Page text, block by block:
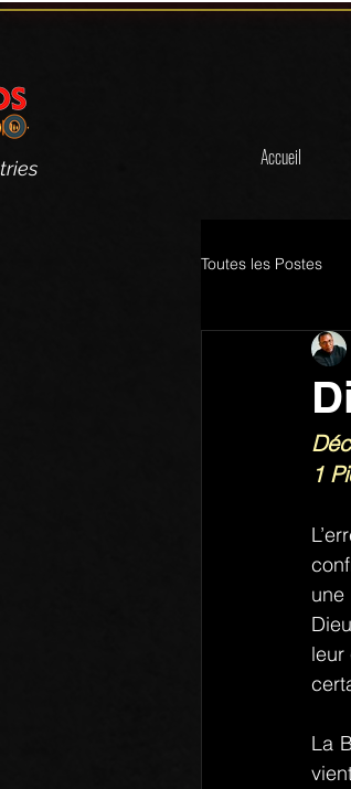
Accueil
Toutes les Postes
1
leur
La